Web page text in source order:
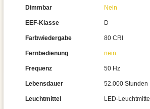
Dimmbar Nein
EEF-Klasse D
Farbwiedergabe 80 CRI
Fernbedienung nein
Frequenz 50 Hz
Lebensdauer 52.000 Stunden
Leuchtmittel LED-Leuchtmittel